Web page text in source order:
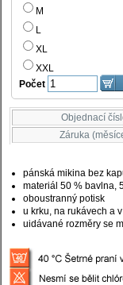
M
L
XL
XXL
Počet
Objednací
Záruka
pánská mikina bez
materiál 50 % bavlna,
oboustranný potisk
u krku, na rukávech a
uidávané rozměry se